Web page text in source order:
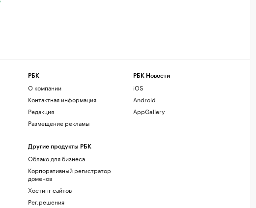
РБК
О компании
Контактная информация
Редакция
Размещение рекламы
Другие продукты РБК
Облако для бизнеса
Корпоративный регистратор
доменов
Хостинг сайтов
Рег.решения
РБК Новости
iOS
Android
AppGallery